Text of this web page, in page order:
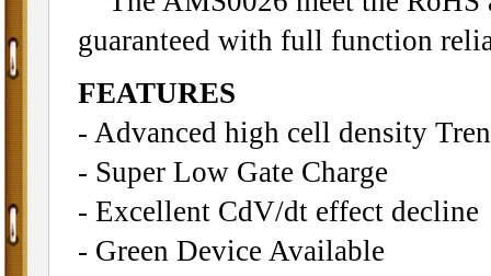
guaranteed with full function
FEATURES
- Advanced high cell density
- Super Low Gate Charge
- Excellent CdV/dt effect decline
- Green Device Available